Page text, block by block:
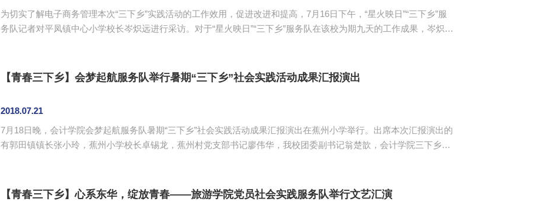
为切实了解电子商务管理本次“三下乡”实践活动的工作效用，促进改进和提高，7月16日下午，“星火映日”“三下乡”服
务队记者对平凤镇中心小学校长岑炽远进行采访。对于“星火映日”“三下乡”服务队在该校为期九天的工作成果，岑炽远
个有意义、有趣味的假期。这些课程不止教会了小学生科学知识，提高了...
【青春三下乡】会梦起航服务队举行暑期“三下乡”社会实践活动成果汇报演出
2018.07.21
7月18日晚，会计学院会梦起航服务队暑期“三下乡”社会实践活动成果汇报演出在蕉州小学举行。出席本次汇报演出的
有郭田镇镇长张小玲，蕉州小学校长卓锡龙，蕉州村党支部书记廖伟华，我校团委副书记翁楚歆，会计学院三下乡指
新闻媒体也对这次“三下乡”活动进行了报道。在今后的社会实践活动中，会梦起航...
【青春三下乡】心系东华，绽放青春——旅游学院党员社会实践服务队举行文艺汇演